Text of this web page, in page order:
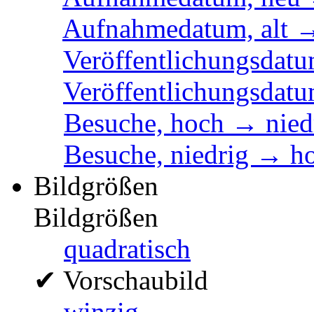
Aufnahmedatum, alt
Besuche, hoch →
Besuche, niedrig →
Bildgrößen
Bildgrößen
quadratisch
✔ Vorschaubild